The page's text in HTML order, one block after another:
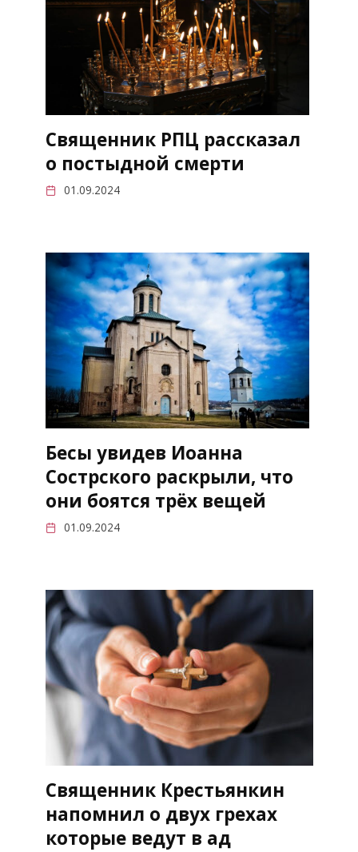
Священник РПЦ рассказал
о постыдной смерти
01.09.2024
Бесы увидев Иоанна
Сострского раскрыли, что
они боятся трёх вещей
01.09.2024
Священник Крестьянкин
напомнил о двух грехах
которые ведут в ад